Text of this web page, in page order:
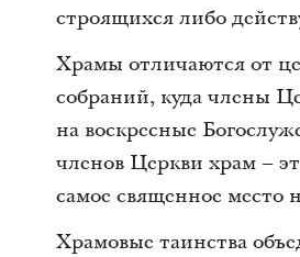
строящихся либо
Храмы отличаются от
собраний, куда члены
на воскресные
членов Церкви храм –
самое священное место
Храмовые таинства